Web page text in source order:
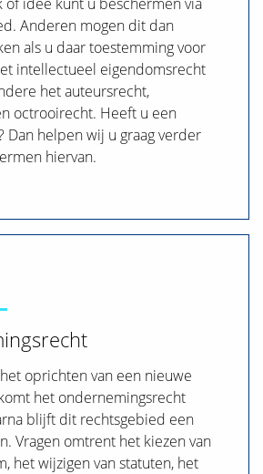
Anderen mogen dit dan
als u daar toestemming voor
intellectueel eigendomsrecht
het auteursrecht,
octrooirecht. Heeft u een
Dan helpen wij u graag verder
hiervan.
oprichten van een nieuwe
het ondernemingsrecht
blijft dit rechtsgebied een
Vragen omtrent het kiezen van
het wijzigen van statuten, het